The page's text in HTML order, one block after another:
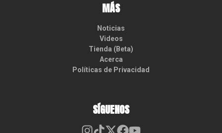
MÁS
Noticias
Videos
Tienda (Beta)
Acerca
Políticas de Privacidad
SÍGUENOS